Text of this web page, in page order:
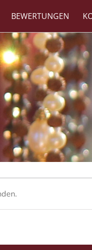
BEWERTUNGEN